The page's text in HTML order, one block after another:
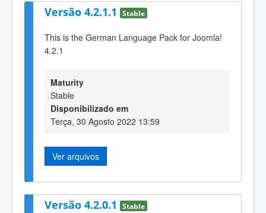
Versão 4.2.1.1 Stable
This is the German Language Pack for Joomla!
4.2.1
Maturity
Stable
Disponibilizado em
Terça, 30 Agosto 2022 13:59
Ver arquivos
Versão 4.2.0.1 Stable